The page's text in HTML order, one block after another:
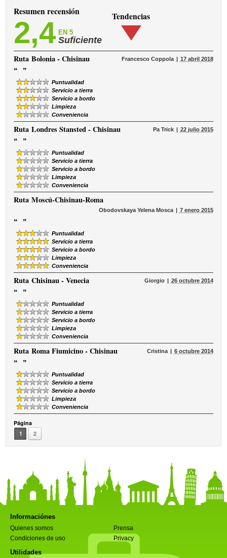
Resumen recensión
2,4 EN 5
Suficiente
Tendencias
RutaBolonia - Chisinau Francesco Coppola 17 abril 2018
“ ”
Puntualidad
Servicio a tierra
Servicio a bordo
Limpieza
Conveniencia
RutaLondres Stansted - Chisinau Pa Trick 22 julio 2015
“ ”
Puntualidad
Servicio a tierra
Servicio a bordo
Limpieza
Conveniencia
RutaMoscú-Chisinau-Roma
Obodovskaya Yelena Mosca 7 enero 2015
“ ”
Puntualidad
Servicio a tierra
Servicio a bordo
Limpieza
Conveniencia
RutaChisinau - Venecia Giorgio 26 octubre 2014
“ ”
Puntualidad
Servicio a tierra
Servicio a bordo
Limpieza
Conveniencia
RutaRoma Fiumicino - Chisinau Cristina 6 octubre 2014
“ ”
Puntualidad
Servicio a tierra
Servicio a bordo
Limpieza
Conveniencia
Página
1
2
Informaciónes
Quienes somos
Prensa
Condiciones de uso
Privacy
Utilidades